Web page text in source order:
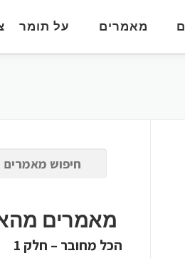
מאמרים על תומר
מאמרים
הכל מחובר – חלק 1